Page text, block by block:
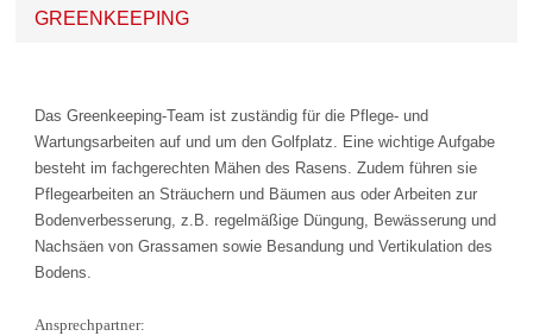
GREENKEEPING
Das Greenkeeping-Team ist zuständig für die Pflege- und
Wartungsarbeiten auf und um den Golfplatz. Eine wichtige Aufgabe
besteht im fachgerechten Mähen des Rasens. Zudem führen sie
Pflegearbeiten an Sträuchern und Bäumen aus oder Arbeiten zur
Bodenverbesserung, z.B. regelmäßige Düngung, Bewässerung und
Nachsäen von Grassamen sowie Besandung und Vertikulation des
Bodens.
Ansprechpartner: